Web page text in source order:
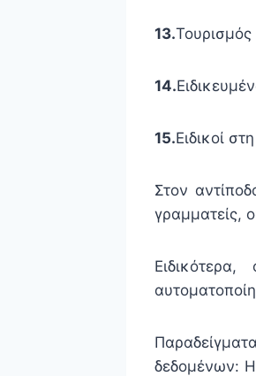
13.Τουρισμός
14.
15.Ειδικοί
Στον
γραμματείς,
δεδομένων: Η